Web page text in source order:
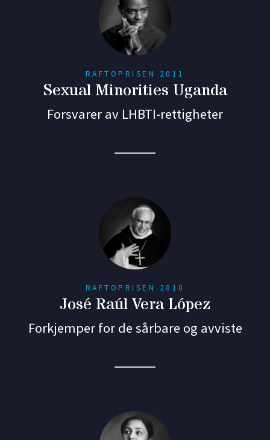
RAFTOPRISEN 2011
Sexual Minorities Uganda
Forsvarer av LHBTI-rettigheter
RAFTOPRISEN 2010
José Raúl Vera López
Forkjemper for de sårbare og avviste